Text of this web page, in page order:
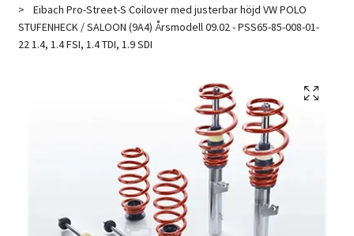
Eibach Pro-Street-S Coilover med justerbar höjd VW POLO
STUFENHECK / SALOON (9A4) Årsmodell 09.02 - PSS65-85-008-01-
22 1.4, 1.4 FSI, 1.4 TDI, 1.9 SDI